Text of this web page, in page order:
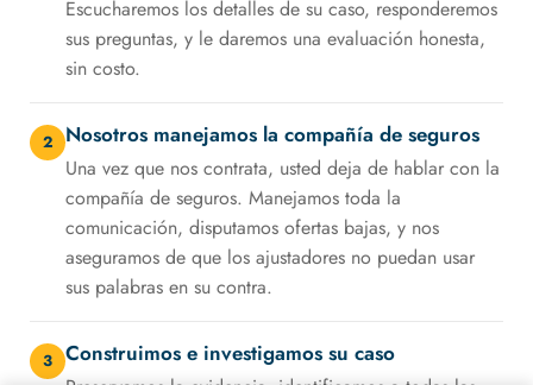
Escucharemos los detalles de su caso, responderemos
sus preguntas, y le daremos una evaluación honesta,
sin costo.
2 Nosotros manejamos la compañía de seguros
Una vez que nos contrata, usted deja de hablar con la
compañía de seguros. Manejamos toda la
comunicación, disputamos ofertas bajas, y nos
aseguramos de que los ajustadores no puedan usar
sus palabras en su contra.
3 Construimos e investigamos su caso